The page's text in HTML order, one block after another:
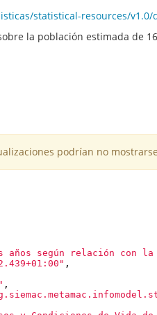
statistical-resources/v1.0/
la población estimada de
podrían no